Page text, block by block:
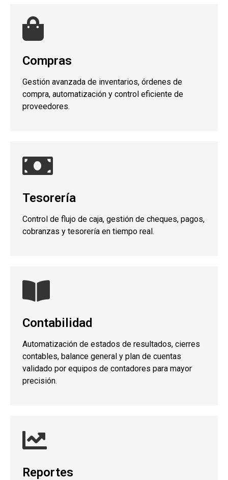
Compras
Gestión avanzada de inventarios, órdenes de
compra, automatización y control eficiente de
proveedores.
Tesorería
Control de flujo de caja, gestión de cheques, pagos,
cobranzas y tesorería en tiempo real.
Contabilidad
Automatización de estados de resultados, cierres
contables, balance general y plan de cuentas
validado por equipos de contadores para mayor
precisión.
Reportes